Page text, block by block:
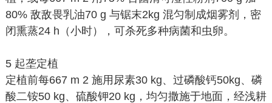
80% 敌敌畏乳油70 g 与锯末2kg 混匀制成烟雾剂，密
闭熏蒸24 h（小时），可杀死多种病菌和虫卵。
5 起垄定植
定植前每667 m 2 施用尿素30 kg、过磷酸钙50kg、磷
酸二铵50 kg、硫酸钾20 kg，均匀撒施于地面，经浅耕